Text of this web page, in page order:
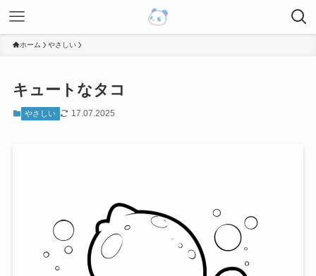
ホーム やさしい
キュートなタコ
やさしい 17.07.2025